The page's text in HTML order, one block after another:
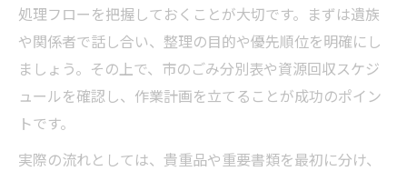
処理フローを把握しておくことが大切です。まずは遺族
や関係者で話し合い、整理の目的や優先順位を明確にし
ましょう。その上で、市のごみ分別表や資源回収スケジ
ュールを確認し、作業計画を立てることが成功のポイン
トです。
実際の流れとしては、貴重品や重要書類を最初に分け、